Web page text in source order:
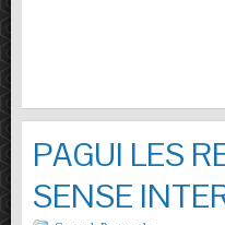
PAGUI LES
SENSE